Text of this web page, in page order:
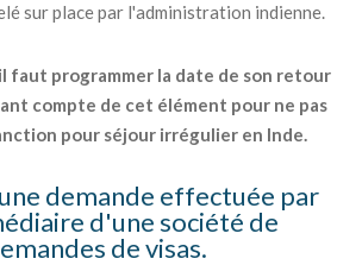
sur place par l'administration indienne.
faut programmer la date de son retour
compte de cet élément pour ne pas
pour séjour irrégulier en Inde.
demande effectuée par
d'une société de
de visas.